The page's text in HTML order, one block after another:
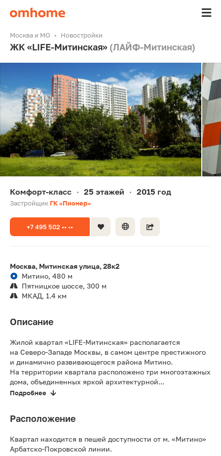
Москва и МО Новостройки
ЖК «LIFE-Митинская» (ЛАЙФ-Митинская)
Комфорт-класс • 25 этажей • 2015 год
Застройщик ГК «Пионер»
+7 495 502 •• ••
Москва, Митинская улица, 28к2
Митино, 480 м
Пятницкое шоссе, 300 м
МКАД, 1.4 км
Описание
Жилой квартал «LIFE-Митинская» располагается
на Северо-Западе Москвы, в самом центре престижного
и динамично развивающегося района Митино.
На территории квартала расположено три многоэтажных
дома, объединенных яркой архитектурной...
Подробнее
Расположение
Квартал находится в пешей доступности от м. «Митино»
Арбатско-Покровской линии.